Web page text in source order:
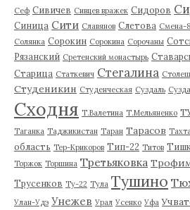
Сеф Сивичев Сивцев вражек Сидоров
Синица Сити Славянов Слетова Смена-
Солянка Сорокин Сорокина Сорочаны
Рязанский Сретенский монастырь
Старица Статкевич Стегалина
Студеникин Студенческая Суздаль
Сходня Т.Валетина Т.Мельяненко
Таганка Таджикистан Таран Тарасов
область Тер-Крикоров Тип-22 Титов
Торжок Торшина Третьяковка
Трусенков Ту-22 Тула Тушино
Улан-Удэ Унежев Урал Усенко Уфа